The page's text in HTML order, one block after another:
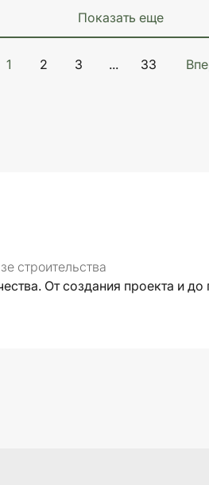
показать еще
1 2 3 ... 33
строительства
От создания проекта и